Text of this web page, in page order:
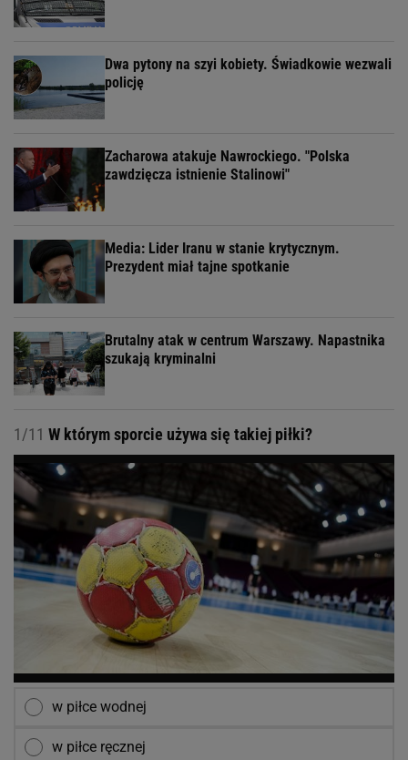
Dwa pytony na szyi kobiety. Świadkowie wezwali
policję
Zacharowa atakuje Nawrockiego. "Polska
zawdzięcza istnienie Stalinowi"
Media: Lider Iranu w stanie krytycznym.
Prezydent miał tajne spotkanie
Brutalny atak w centrum Warszawy. Napastnika
szukają kryminalni
1/11 W którym sporcie używa się takiej piłki?
w piłce wodnej
w piłce ręcznej